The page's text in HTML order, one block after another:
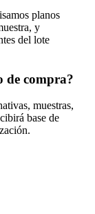
planos
y
del lote
de compra?
muestras,
base de